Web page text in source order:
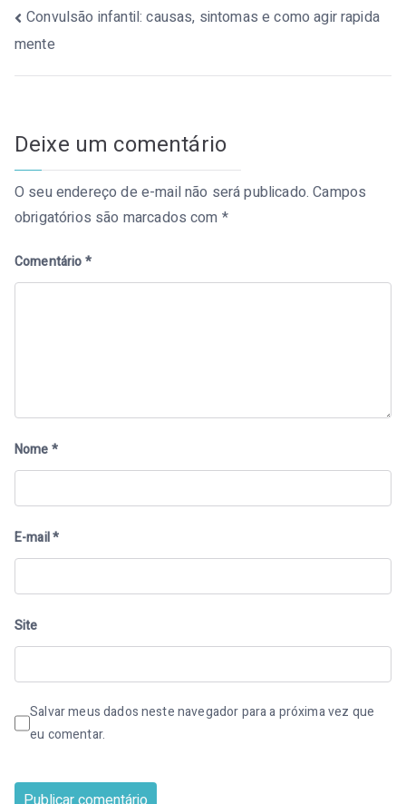
Navegação
de
Convulsão infantil: causas, sintomas e como agir rapida
mente
Deixe um comentário
O seu endereço de e-mail não será publicado. Campos
obrigatórios são marcados com *
Comentário*
Nome*
E-mail*
Site
Salvar meus dados neste navegador para a próxima vez que
eu comentar.